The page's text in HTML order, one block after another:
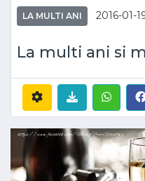
LA MULTI ANI 2016-01-
La multi ani si